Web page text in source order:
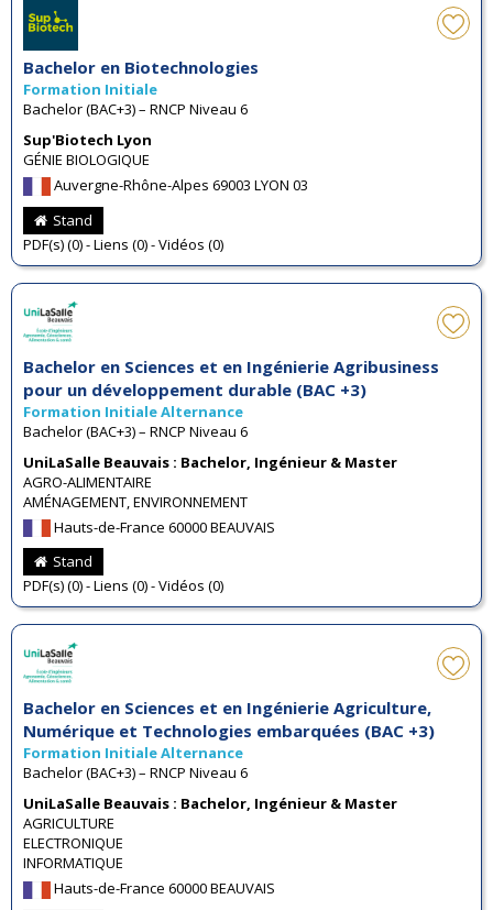
Bachelor en Biotechnologies
Formation Initiale
Bachelor (BAC+3) – RNCP Niveau 6
Sup'Biotech Lyon
GÉNIE BIOLOGIQUE
Auvergne-Rhône-Alpes 69003 LYON 03
Stand
PDF(s) (0) - Liens (0) - Vidéos (0)
Bachelor en Sciences et en Ingénierie Agribusiness
pour un développement durable (BAC +3)
Formation Initiale Alternance
Bachelor (BAC+3) – RNCP Niveau 6
UniLaSalle Beauvais : Bachelor, Ingénieur & Master
AGRO-ALIMENTAIRE
AMÉNAGEMENT, ENVIRONNEMENT
Hauts-de-France 60000 BEAUVAIS
Stand
PDF(s) (0) - Liens (0) - Vidéos (0)
Bachelor en Sciences et en Ingénierie Agriculture,
Numérique et Technologies embarquées (BAC +3)
Formation Initiale Alternance
Bachelor (BAC+3) – RNCP Niveau 6
UniLaSalle Beauvais : Bachelor, Ingénieur & Master
AGRICULTURE
ELECTRONIQUE
INFORMATIQUE
Hauts-de-France 60000 BEAUVAIS